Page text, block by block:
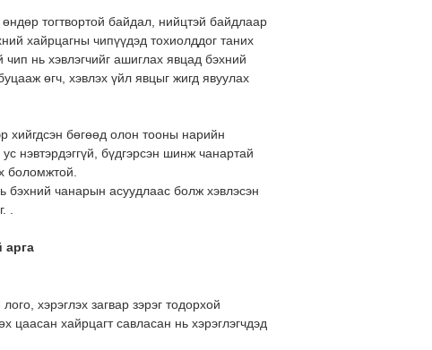
тогтвортой байдал, нийцтэй байдлаар
хайрцагны чипүүдэд тохиолддог таних
нь хэвлэгчийг ашиглах явцад бэхний
өгч, хэвлэх үйл явцыг жигд явуулах
хийгдсэн бөгөөд олон тооны нарийн
нэвтэрдэггүй, бүдгэрсэн шинж чанартай
боломжтой.
бэхний чанарын асуудлаас болж хэвлэсэн
.
арга
хэрэглэх загвар зэрэг тодорхой
цаасан хайрцагт савласан нь хэрэглэгчдэд